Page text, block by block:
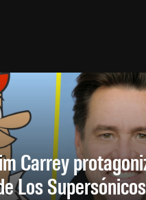
Carrey
Los Supersónicos